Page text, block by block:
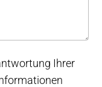
Ihrer